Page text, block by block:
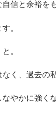
信と余裕を
。
。
く、過去の
やかに強く